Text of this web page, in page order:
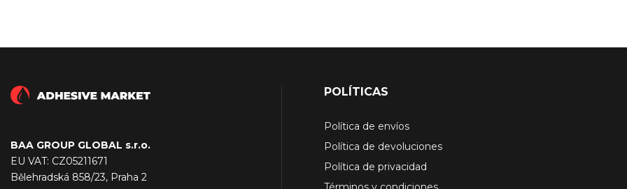
BAA GROUP GLOBAL s.r.o.
EU VAT: CZ05211671
Bělehradská 858/23, Praha 2
POLÍTICAS
Política de envíos
Política de devoluciones
Política de privacidad